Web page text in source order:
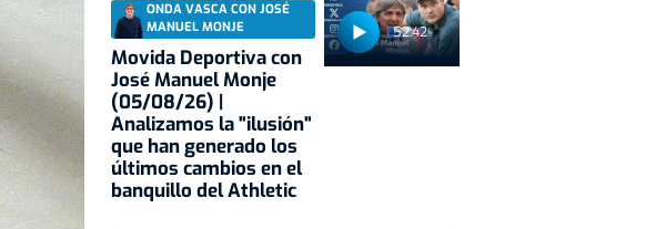
52:42
ONDA VASCA CON JOSÉ
MANUEL MONJE
Movida Deportiva con
José Manuel Monje
(05/08/26) |
Analizamos la "ilusión"
que han generado los
últimos cambios en el
banquillo del Athletic